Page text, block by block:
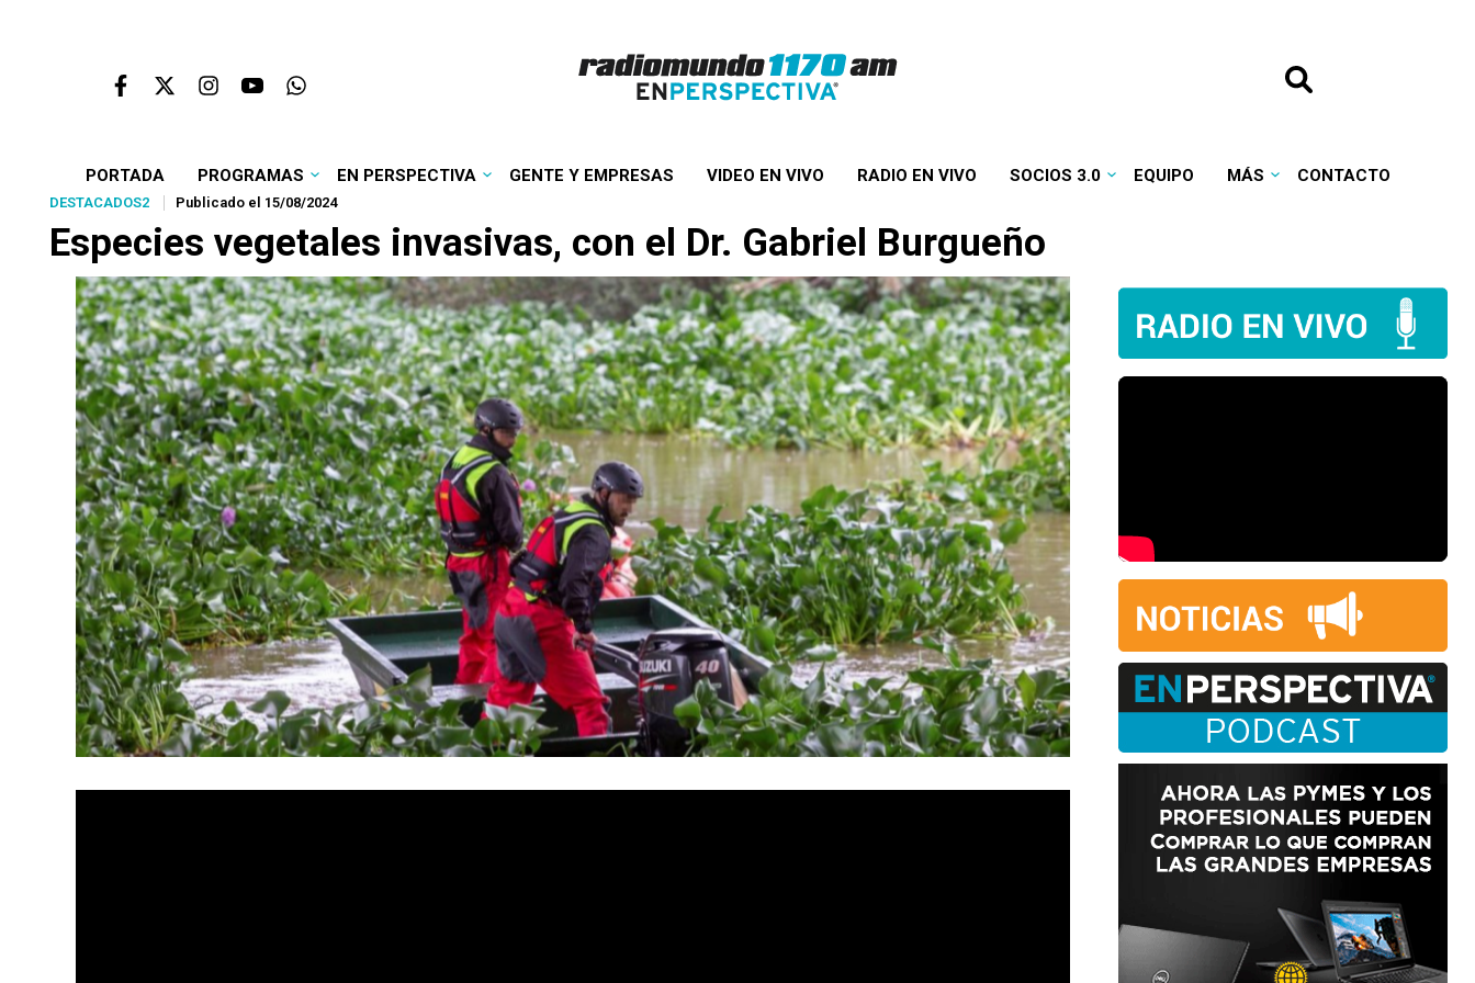
PORTADA PROGRAMAS EN PERSPECTIVA GENTE Y EMPRESAS VIDEO EN VIVO RADIO EN VIVO SOCIOS 3.0 EQUIPO MÁS CONTACTO
DESTACADOS2 Publicado el 15/08/2024
Especies vegetales invasivas, con el Dr. Gabriel Burgueño